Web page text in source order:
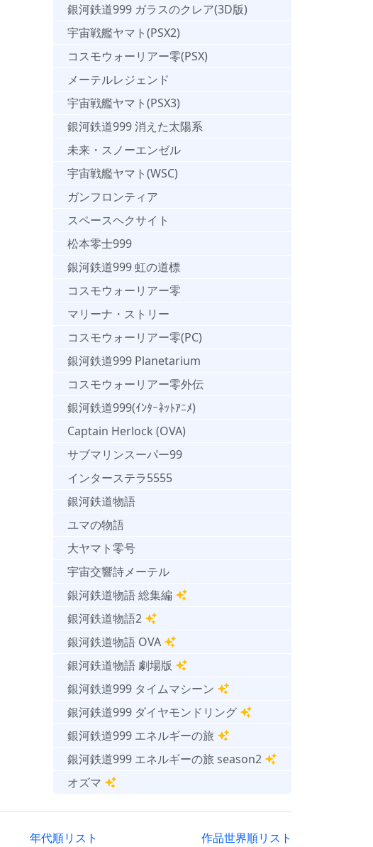
銀河鉄道999 ガラスのクレア(3D版)
宇宙戦艦ヤマト(PSX2)
コスモウォーリアー零(PSX)
メーテルレジェンド
宇宙戦艦ヤマト(PSX3)
銀河鉄道999 消えた太陽系
未来・スノーエンゼル
宇宙戦艦ヤマト(WSC)
ガンフロンティア
スペースヘクサイト
松本零士999
銀河鉄道999 虹の道標
コスモウォーリアー零
マリーナ・ストリー
コスモウォーリアー零(PC)
銀河鉄道999 Planetarium
コスモウォーリアー零外伝
銀河鉄道999(ｲﾝﾀｰﾈｯﾄｱﾆﾒ)
Captain Herlock (OVA)
サブマリンスーパー99
インターステラ5555
銀河鉄道物語
ユマの物語
大ヤマト零号
宇宙交響詩メーテル
銀河鉄道物語 総集編
銀河鉄道物語2
銀河鉄道物語 OVA
銀河鉄道物語 劇場版
銀河鉄道999 タイムマシーン
銀河鉄道999 ダイヤモンドリング
銀河鉄道999 エネルギーの旅
銀河鉄道999 エネルギーの旅 season2
オズマ
年代順リスト 作品世界順リスト